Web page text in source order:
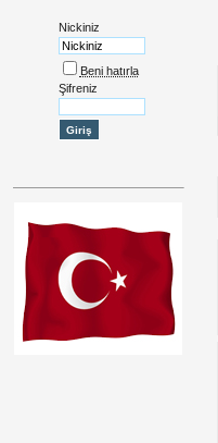
Nickiniz
Beni hatırla
Şifreniz